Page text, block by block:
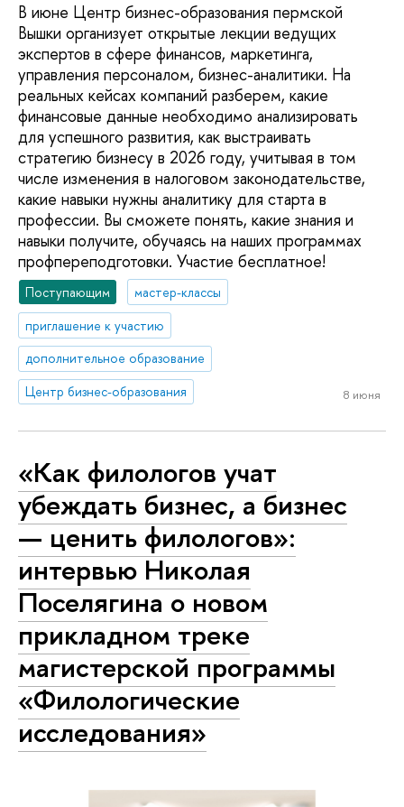
В июне Центр бизнес-образования пермской
Вышки организует открытые лекции ведущих
экспертов в сфере финансов, маркетинга,
управления персоналом, бизнес-аналитики. На
реальных кейсах компаний разберем, какие
финансовые данные необходимо анализировать
для успешного развития, как выстраивать
стратегию бизнесу в 2026 году, учитывая в том
числе изменения в налоговом законодательстве,
какие навыки нужны аналитику для старта в
профессии. Вы сможете понять, какие знания и
навыки получите, обучаясь на наших программах
профпереподготовки. Участие бесплатное!
Поступающим
мастер-классы
приглашение к участию
дополнительное образование
Центр бизнес-образования
8 июня
«Как филологов учат
убеждать бизнес, а бизнес
— ценить филологов»:
интервью Николая
Поселягина о новом
прикладном треке
магистерской программы
«Филологические
исследования»